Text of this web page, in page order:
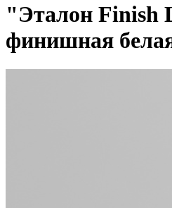
"Эталон Finish
финишная